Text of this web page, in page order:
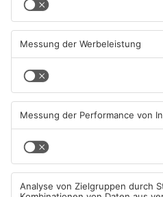
TOPNEWS
Pfauen noch nicht
eingefangen
09.08.2026, 08:54 UHR IN MAIN-